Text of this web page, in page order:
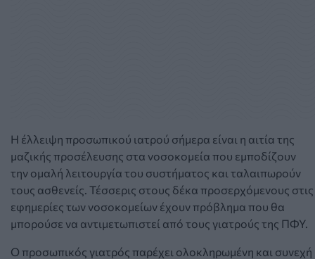
Η έλλειψη προσωπικού ιατρού σήμερα είναι η αιτία της
μαζικής προσέλευσης στα νοσοκομεία που εμποδίζουν
την ομαλή λειτουργία του συστήματος και ταλαιπωρούν
τους ασθενείς. Τέσσερις στους δέκα προσερχόμενους στις
εφημερίες των νοσοκομείων έχουν πρόβλημα που θα
μπορούσε να αντιμετωπιστεί από τους γιατρούς της ΠΦΥ.
Ο προσωπικός γιατρός παρέχει ολοκληρωμένη και συνεχή